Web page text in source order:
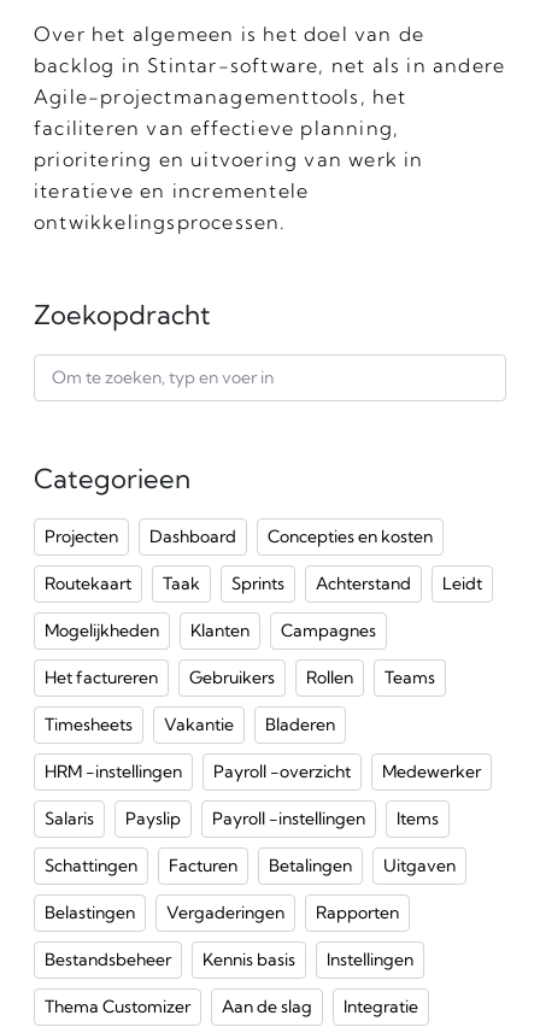
Over het algemeen is het doel van de
backlog in Stintar-software, net als in andere
Agile-projectmanagementtools, het
faciliteren van effectieve planning,
prioritering en uitvoering van werk in
iteratieve en incrementele
ontwikkelingsprocessen.
Zoekopdracht
Categorieen
Projecten Dashboard Concepties en kosten
Routekaart Taak Sprints Achterstand Leidt
Mogelijkheden Klanten Campagnes
Het factureren Gebruikers Rollen Teams
Timesheets Vakantie Bladeren
HRM -instellingen Payroll -overzicht Medewerker
Salaris Payslip Payroll -instellingen Items
Schattingen Facturen Betalingen Uitgaven
Belastingen Vergaderingen Rapporten
Bestandsbeheer Kennis basis Instellingen
Thema Customizer Aan de slag Integratie